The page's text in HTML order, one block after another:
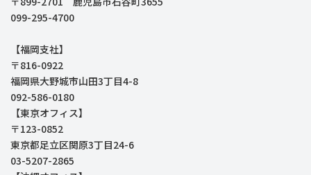
099-295-4700
【福岡支社】
〒816-0922
福岡県大野城市山田3丁目4-8
092-586-0180
【東京オフィス】
〒123-0852
東京都足立区関原3丁目24-6
03-5207-2865